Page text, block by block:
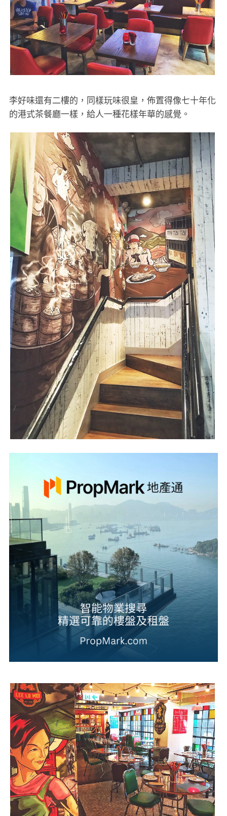
李好味還有二樓的，同樣玩味很皇，佈置得像七十年化
的港式茶餐廳一樣，給人一種花樣年華的感覺。